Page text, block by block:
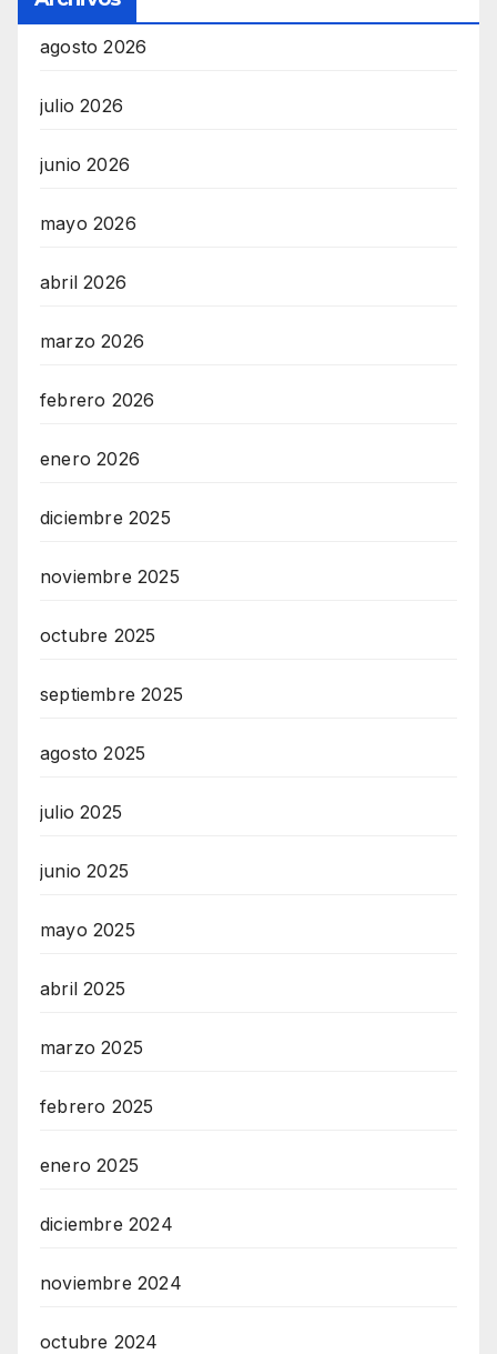
agosto 2026
julio 2026
junio 2026
mayo 2026
abril 2026
marzo 2026
febrero 2026
enero 2026
diciembre 2025
noviembre 2025
octubre 2025
septiembre 2025
agosto 2025
julio 2025
junio 2025
mayo 2025
abril 2025
marzo 2025
febrero 2025
enero 2025
diciembre 2024
noviembre 2024
octubre 2024